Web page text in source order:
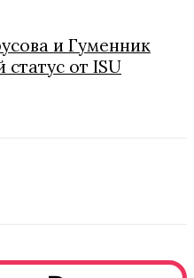
и Гуменник
от ISU